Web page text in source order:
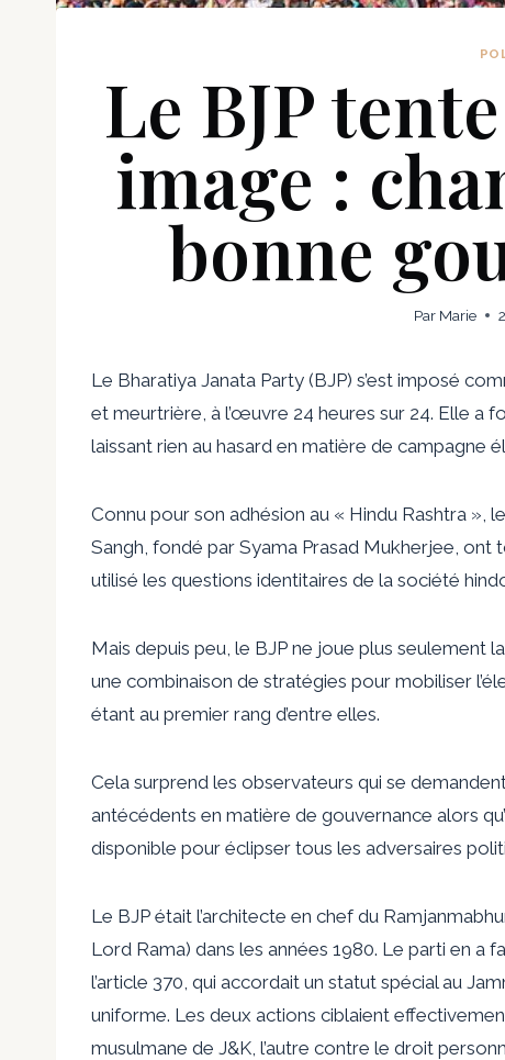
Le BJP
image :
bonne
Par Marie
Le Bharatiya Janata Party (BJP) s’est imposé
et meurtrière, à l’œuvre 24 heures sur 24. Elle a
laissant rien au hasard en matière de campagne
Connu pour son adhésion au « Hindu Rashtra »,
Sangh, fondé par Syama Prasad Mukherjee,
utilisé les questions identitaires de la société
Mais depuis peu, le BJP ne joue plus seulement
une combinaison de stratégies pour mobiliser
étant au premier rang d’entre elles.
Cela surprend les observateurs qui se
antécédents en matière de gouvernance alors
disponible pour éclipser tous les adversaires
Le BJP était l’architecte en chef du
Lord Rama) dans les années 1980. Le parti en a
l’article 370, qui accordait un statut spécial au
uniforme. Les deux actions ciblaient
musulmane de J&K, l’autre contre le droit